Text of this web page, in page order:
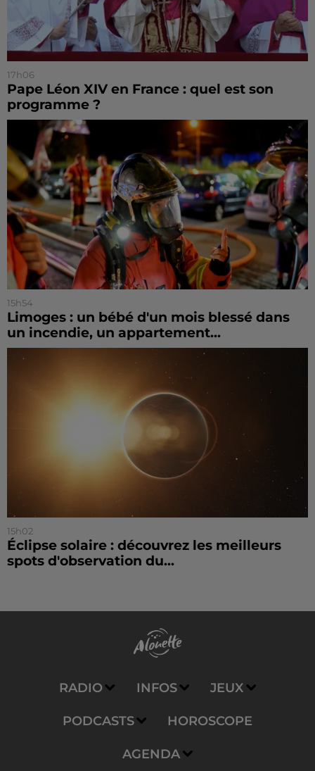
17h06
Pape Léon XIV en France : quel est son
programme ?
15h54
Limoges : un bébé d'un mois blessé dans
un incendie, un appartement...
15h02
Éclipse solaire : découvrez les meilleurs
spots d'observation du...
RADIO INFOS JEUX
PODCASTS HOROSCOPE
AGENDA